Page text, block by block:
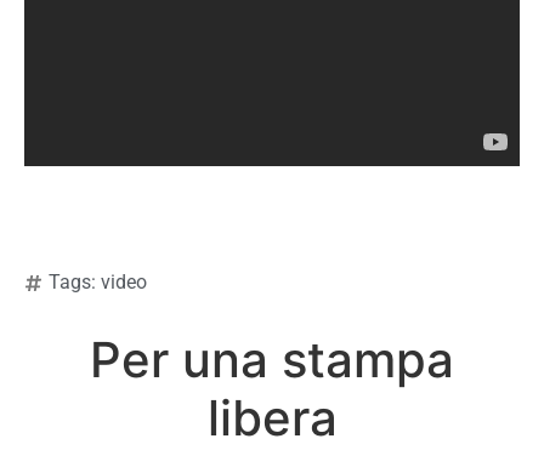
Tags: video
Per una stampa
libera